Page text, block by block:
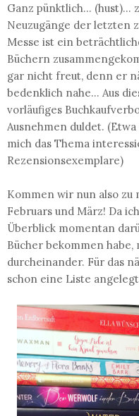
Ganz pünktlich... (hust)...
Neuzugänge der letzten
Messe ist ein
Büchern
gar nicht freut, denn er
bedenklich nahe... Aus
vorläufiges
Ausnehmen duldet.
mich das Thema
Rezensionsexemplare)
Kommen wir nun also zu
Februars und März! Da
Überblick momentan
Bücher bekommen habe,
durcheinander. Für das
schon eine Liste